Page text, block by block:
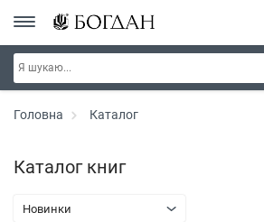
Головна Каталог
Каталог книг
Новинки